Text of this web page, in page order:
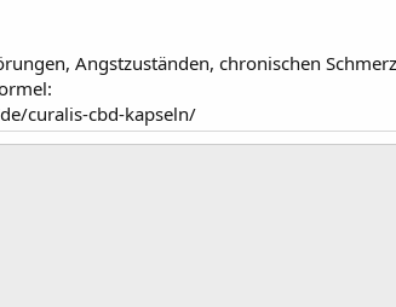
Angstzuständen, chronischen
curalis-cbd-kapseln/